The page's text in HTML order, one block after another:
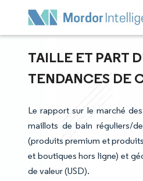
TAILLE ET PART
TENDANCES DE
Le rapport sur le marché
maillots de bain réguliers/
(produits premium et
et boutiques hors ligne) et
de valeur (USD).